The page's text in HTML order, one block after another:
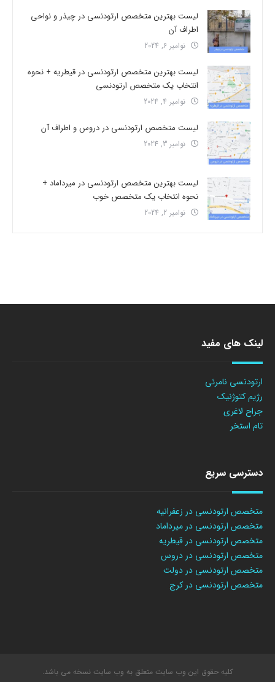
لیست بهترین متخصص ارتودنسی در چیذر و نواحی
اطراف آن
نوامبر 6, 2024
لیست بهترین متخصص ارتودنسی در قیطریه + نحوه
انتخاب یک متخصص ارتودنسی
نوامبر 4, 2024
لیست متخصص ارتودنسی در دروس و اطراف آن
نوامبر 3, 2024
لیست بهترین متخصص ارتودنسی در میرداماد +
نحوه انتخاب یک متخصص خوب
نوامبر 2, 2024
لینک های مفید
ارتودنسی نامرئی
رژیم کتوژنیک
جراح لاغری
تام استخر
دسترسی سریع
متخصص ارتودنسی در زعفرانیه
متخصص ارتودنسی در میرداماد
متخصص ارتودنسی در قیطریه
متخصص ارتودنسی در دروس
متخصص ارتودنسی در دولت
متخصص ارتودنسی در کرج
کلیه حقوق این وب سایت متعلق به وب سایت نسخه می باشد.